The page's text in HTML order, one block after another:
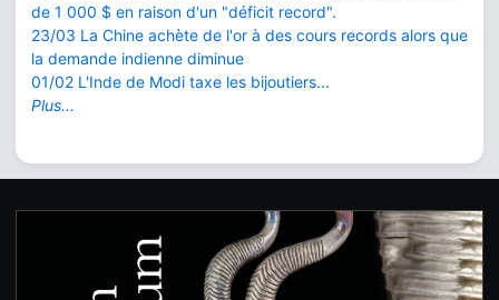
de 1 000 $ en raison d'un "déficit record".
23/03 La Chine achète de l'or à des cours records alors que
la demande indienne diminue
01/02 L'Inde de Modi taxe les bijoutiers...
Plus...